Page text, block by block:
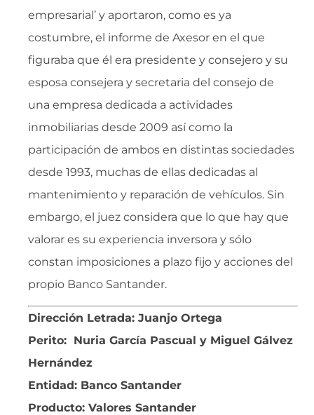
empresarial’ y aportaron, como es ya
costumbre, el informe de Axesor en el que
figuraba que él era presidente y consejero y su
esposa consejera y secretaria del consejo de
una empresa dedicada a actividades
inmobiliarias desde 2009 así como la
participación de ambos en distintas sociedades
desde 1993, muchas de ellas dedicadas al
mantenimiento y reparación de vehículos. Sin
embargo, el juez considera que lo que hay que
valorar es su experiencia inversora y sólo
constan imposiciones a plazo fijo y acciones del
propio Banco Santander.
Dirección Letrada: Juanjo Ortega
Perito: Nuria García Pascual y Miguel Gálvez
Hernández
Entidad: Banco Santander
Producto: Valores Santander